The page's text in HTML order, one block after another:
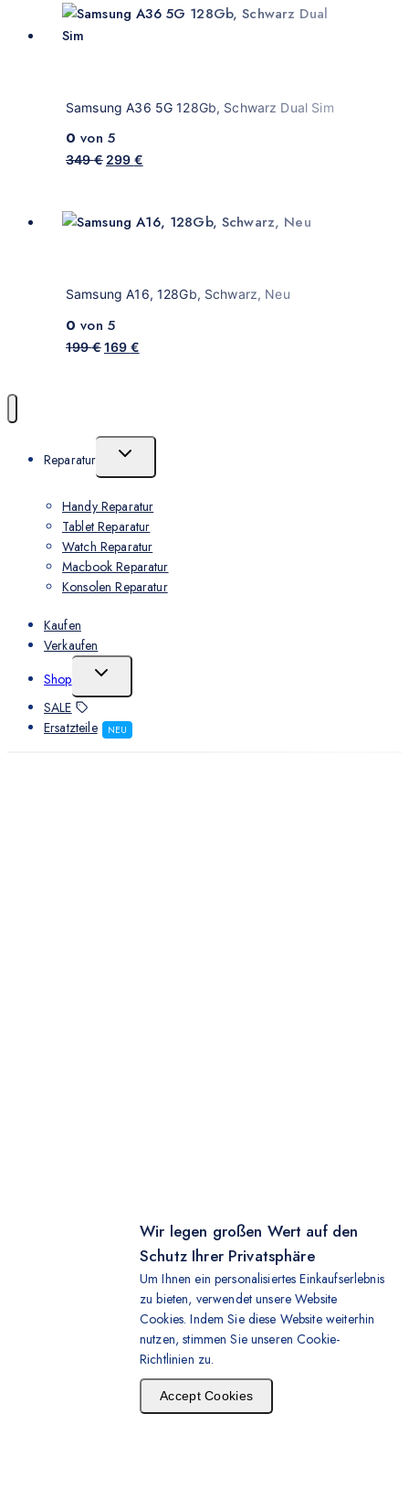
Wir legen großen Wert auf den
Schutz Ihrer Privatsphäre
Um Ihnen ein personalisiertes Einkaufserlebnis
zu bieten, verwendet unsere Website
Cookies. Indem Sie diese Website weiterhin
nutzen, stimmen Sie unseren Cookie-
Richtlinien zu.
Accept Cookies
Samsung A36 5G 128Gb, Schwarz Dual Sim
0 von 5
349€ 299 €
Samsung A16, 128Gb, Schwarz, Neu
0 von 5
199€169 €
Reparatur
Handy Reparatur
Tablet Reparatur
Watch Reparatur
Macbook Reparatur
Konsolen Reparatur
Kaufen
Verkaufen
Shop
SALE
Ersatzteile
NEU